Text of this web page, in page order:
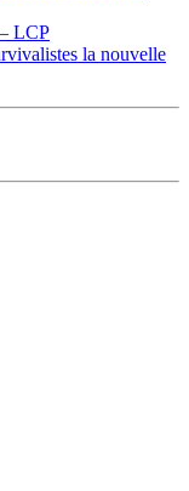
LCP
la nouvelle